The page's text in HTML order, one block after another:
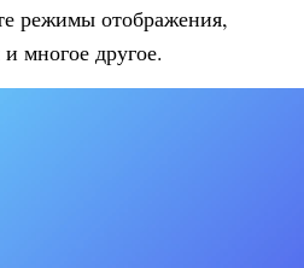
режимы отображения,
многое другое.